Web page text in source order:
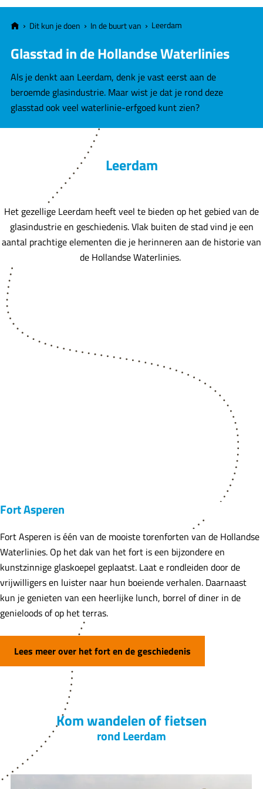
Dit kun je doen In de buurt van Leerdam
Glasstad in de Hollandse Waterlinies
Als je denkt aan Leerdam, denk je vast eerst aan de
beroemde glasindustrie. Maar wist je dat je rond deze
glasstad ook veel waterlinie-erfgoed kunt zien?
Leerdam
Het gezellige Leerdam heeft veel te bieden op het gebied van de
glasindustrie en geschiedenis. Vlak buiten de stad vind je een
aantal prachtige elementen die je herinneren aan de historie van
de Hollandse Waterlinies.
Fort Asperen
Fort Asperen is één van de mooiste torenforten van de Hollandse
Waterlinies. Op het dak van het fort is een bijzondere en
kunstzinnige glaskoepel geplaatst. Laat e rondleiden door de
vrijwilligers en luister naar hun boeiende verhalen. Daarnaast
kun je genieten van een heerlijke lunch, borrel of diner in de
genieloods of op het terras.
Lees meer over het fort en de geschiedenis
Kom wandelen of fietsen
rond Leerdam